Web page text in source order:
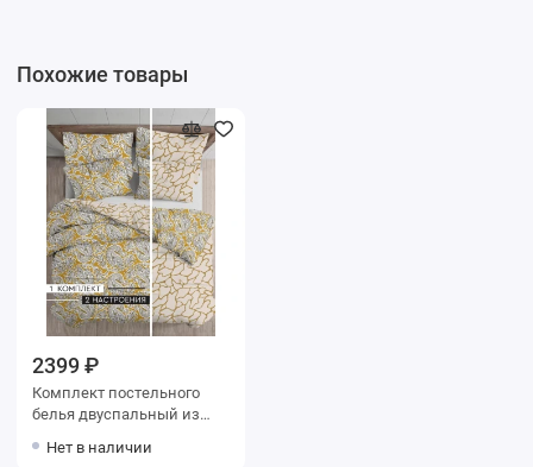
Похожие товары
2399 ₽
Комплект постельного
белья двуспальный из
70х70 2 шт Двойной
Нет в наличии